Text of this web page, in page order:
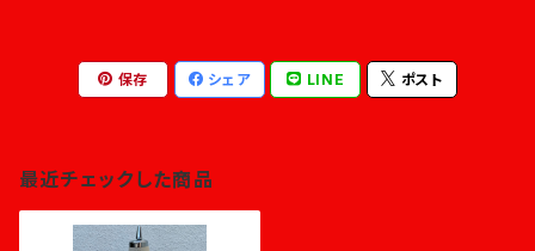
保存 シェア LINE ポスト
最近チェックした商品